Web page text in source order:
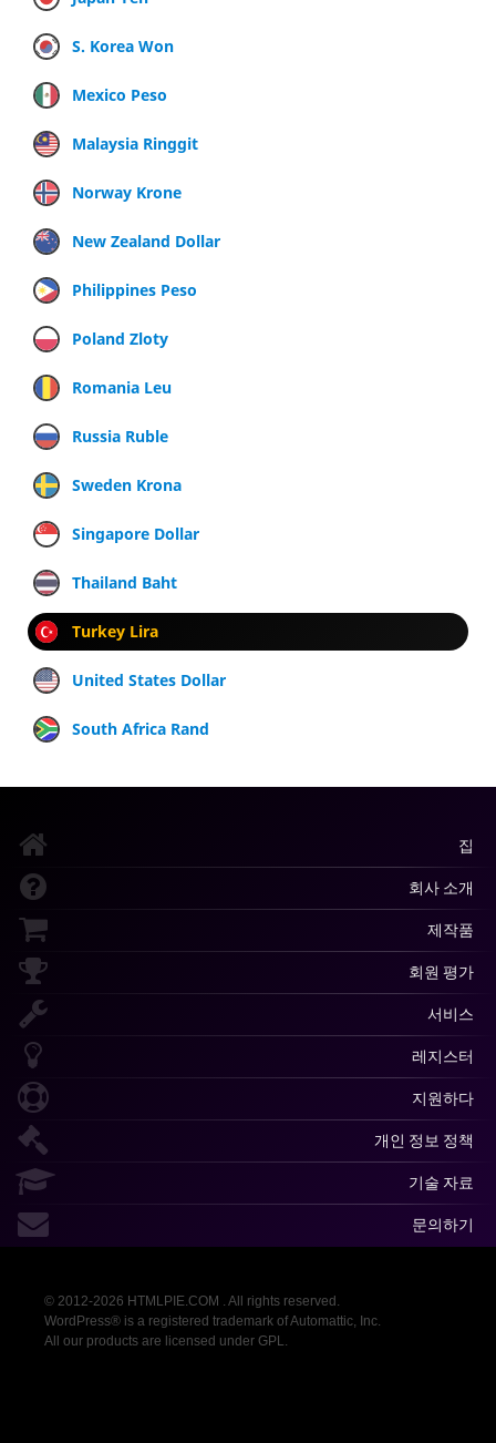
S. Korea Won
Mexico Peso
Malaysia Ringgit
Norway Krone
New Zealand Dollar
Philippines Peso
Poland Zloty
Romania Leu
Russia Ruble
Sweden Krona
Singapore Dollar
Thailand Baht
Turkey Lira
United States Dollar
South Africa Rand
집
회사 소개
제작품
회원 평가
서비스
레지스터
지원하다
개인 정보 정책
기술 자료
문의하기
© 2012-2026 HTMLPIE.COM . All rights reserved.
WordPress® is a registered trademark of Automattic, Inc.
All our products are licensed under GPL.